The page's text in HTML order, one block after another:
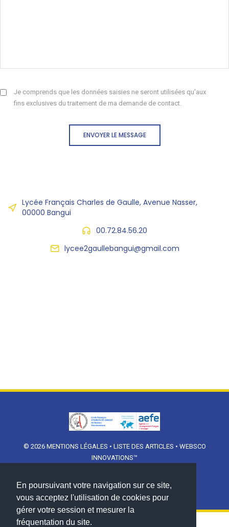
En poursuivant votre navigation sur ce site,
vous acceptez l'utilisation de cookies pour
gérer votre session et mesurer la
fréquentation du site.
Je comprends que les données saisies ne seront utilisées qu'aux
fins exclusives du traitement de ma demande de contact.
ENVOYER LE MESSAGE
Lycée Français Charles de Gaulle, Avenue Nasser,
00000 Bangui
00.72.84.56.20
lycee2gaullebangui@gmail.com
© 2026 MENTIONS LÉGALES • LISTE DES ARTICLES • WEBSCO
INNOVATIONS™